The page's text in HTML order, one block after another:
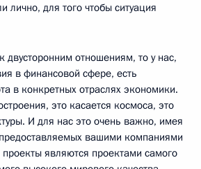
лично, для того чтобы ситуация
двусторонним отношениям, то у нас,
в финансовой сфере, есть
в конкретных отраслях экономики.
это касается космоса, это
И для нас это очень важно, имея
предоставляемых вашими компаниями
проекты являются проектами самого